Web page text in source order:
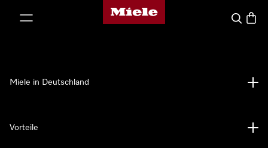
Miele-Homepage
Suche
Miele in Deutschland
Vorteile